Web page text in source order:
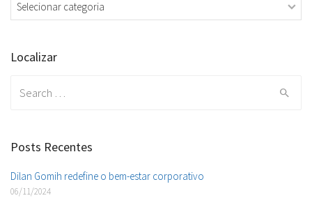
Localizar
Posts Recentes
Dilan Gomih redefine o bem-estar corporativo
06/11/2024